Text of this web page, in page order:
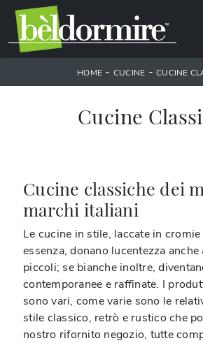
HOME - CUCINE - CUCINE
Cucine
Cucine classiche dei
marchi italiani
Le cucine in stile, laccate in
essenza, donano lucentezza
piccoli; se bianche inoltre,
contemporanee e raffinate. I
sono vari, come varie sono le
stile classico, retrò e rustico che
nostro rifornito negozio, tutte